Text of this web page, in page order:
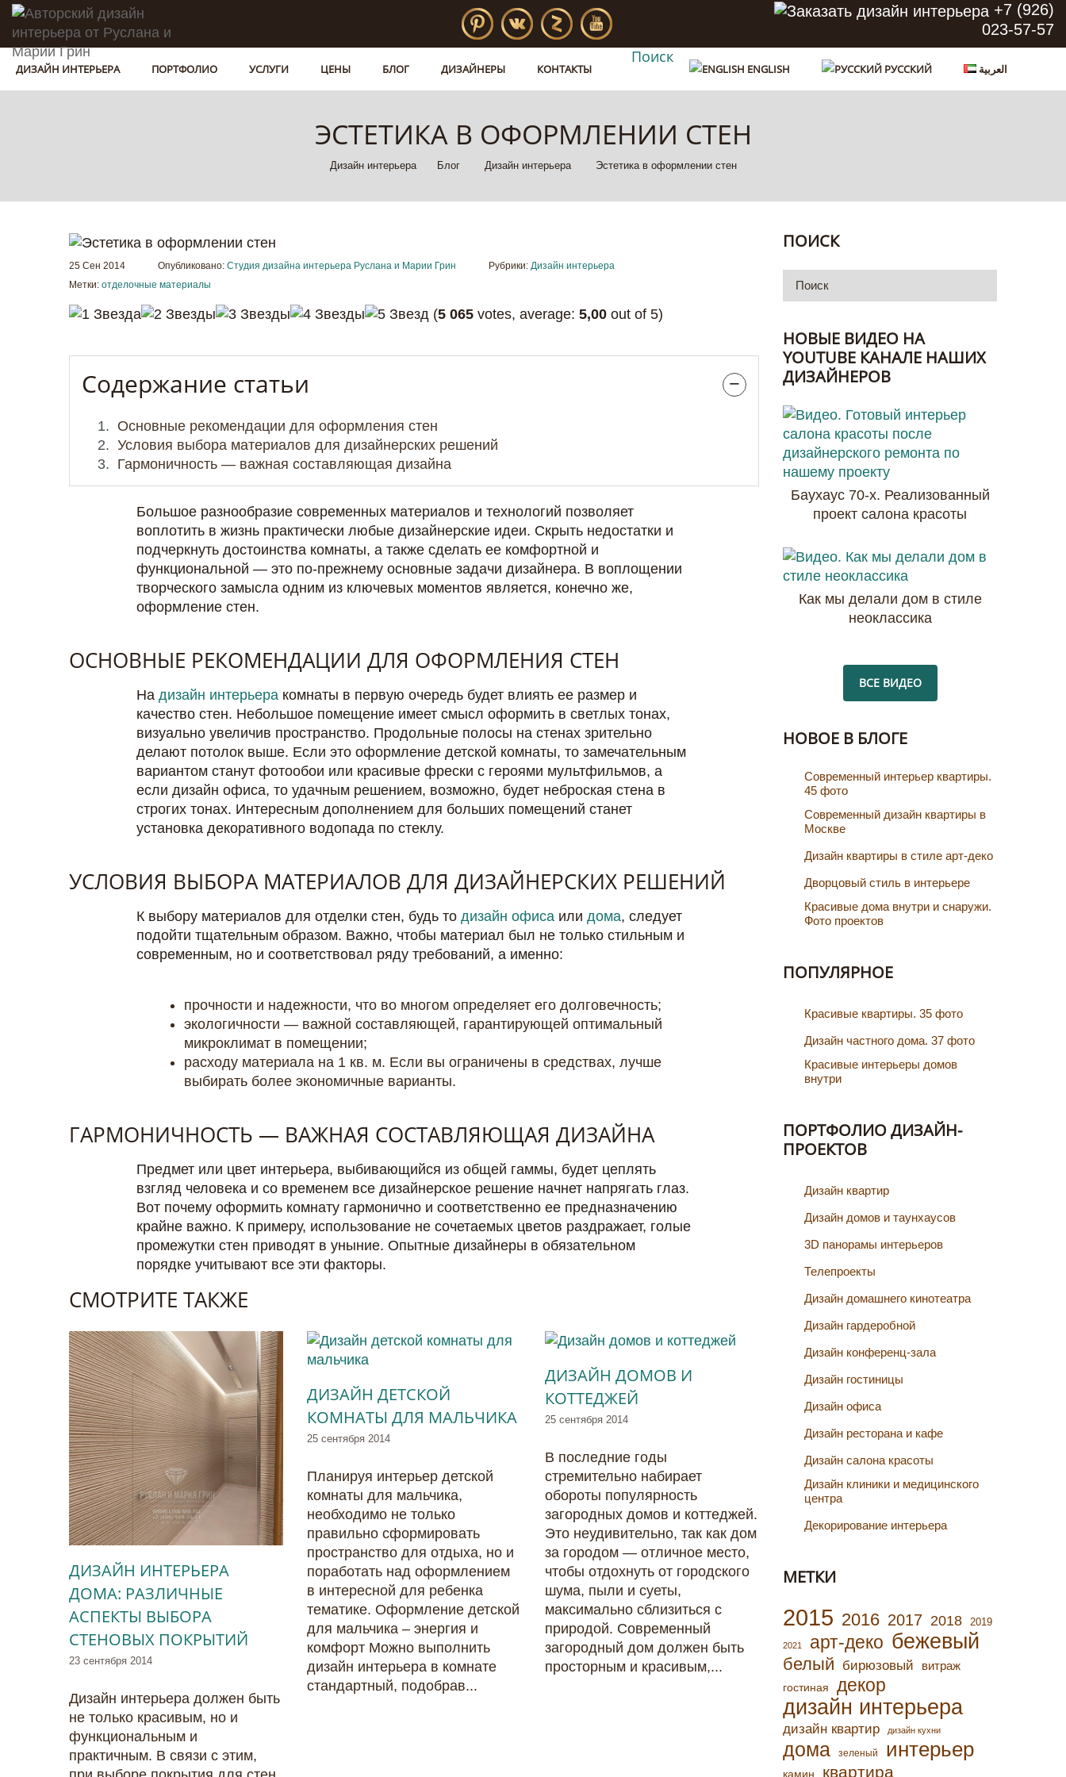
+7 (926)
023-57-57
ДИЗАЙН ИНТЕРЬЕРА ПОРТФОЛИО УСЛУГИ ЦЕНЫ БЛОГ ДИЗАЙНЕРЫ КОНТАКТЫ
Поиск
ENGLISH РУССКИЙ العربية
ЭСТЕТИКА В ОФОРМЛЕНИИ СТЕН
Дизайн интерьера Блог Дизайн интерьера Эстетика в оформлении стен
25 Сен 2014 Опубликовано: Студия дизайна интерьера Руслана и Марии Грин Рубрики: Дизайн интерьера
Метки: отделочные материалы
(5 065 votes, average: 5,00 out of 5)
Содержание статьи
Основные рекомендации для оформления стен
Условия выбора материалов для дизайнерских решений
Гармоничность — важная составляющая дизайна
Большое разнообразие современных материалов и технологий позволяет
воплотить в жизнь практически любые дизайнерские идеи. Скрыть недостатки и
подчеркнуть достоинства комнаты, а также сделать ее комфортной и
функциональной — это по-прежнему основные задачи дизайнера. В воплощении
творческого замысла одним из ключевых моментов является, конечно же,
оформление стен.
ОСНОВНЫЕ РЕКОМЕНДАЦИИ ДЛЯ ОФОРМЛЕНИЯ СТЕН
На дизайн интерьера комнаты в первую очередь будет влиять ее размер и
качество стен. Небольшое помещение имеет смысл оформить в светлых тонах,
визуально увеличив пространство. Продольные полосы на стенах зрительно
делают потолок выше. Если это оформление детской комнаты, то замечательным
вариантом станут фотообои или красивые фрески с героями мультфильмов, а
если дизайн офиса, то удачным решением, возможно, будет неброская стена в
строгих тонах. Интересным дополнением для больших помещений станет
установка декоративного водопада по стеклу.
УСЛОВИЯ ВЫБОРА МАТЕРИАЛОВ ДЛЯ ДИЗАЙНЕРСКИХ РЕШЕНИЙ
К выбору материалов для отделки стен, будь то дизайн офиса или дома, следует
подойти тщательным образом. Важно, чтобы материал был не только стильным и
современным, но и соответствовал ряду требований, а именно:
прочности и надежности, что во многом определяет его долговечность;
экологичности — важной составляющей, гарантирующей оптимальный
микроклимат в помещении;
расходу материала на 1 кв. м. Если вы ограничены в средствах, лучше
выбирать более экономичные варианты.
ГАРМОНИЧНОСТЬ — ВАЖНАЯ СОСТАВЛЯЮЩАЯ ДИЗАЙНА
Предмет или цвет интерьера, выбивающийся из общей гаммы, будет цеплять
взгляд человека и со временем все дизайнерское решение начнет напрягать глаз.
Вот почему оформить комнату гармонично и соответственно ее предназначению
крайне важно. К примеру, использование не сочетаемых цветов раздражает, голые
промежутки стен приводят в уныние. Опытные дизайнеры в обязательном
порядке учитывают все эти факторы.
СМОТРИТЕ ТАКЖЕ
ДИЗАЙН ИНТЕРЬЕРА
ДОМА: РАЗЛИЧНЫЕ
АСПЕКТЫ ВЫБОРА
СТЕНОВЫХ ПОКРЫТИЙ
23 сентября 2014
Дизайн интерьера должен быть
не только красивым, но и
функциональным и
практичным. В связи с этим,
ДИЗАЙН ДЕТСКОЙ
КОМНАТЫ ДЛЯ МАЛЬЧИКА
25 сентября 2014
Планируя интерьер детской
комнаты для мальчика,
необходимо не только
правильно сформировать
пространство для отдыха, но и
поработать над оформлением
в интересной для ребенка
тематике. Оформление детской
для мальчика – энергия и
комфорт Можно выполнить
дизайн интерьера в комнате
стандартный, подобрав...
ДИЗАЙН ДОМОВ И
КОТТЕДЖЕЙ
25 сентября 2014
В последние годы
стремительно набирает
обороты популярность
загородных домов и коттеджей.
Это неудивительно, так как дом
за городом — отличное место,
чтобы отдохнуть от городского
шума, пыли и суеты,
максимально сблизиться с
природой. Современный
загородный дом должен быть
просторным и красивым,...
ПОИСК
НОВЫЕ ВИДЕО НА
YOUTUBE КАНАЛЕ НАШИХ
ДИЗАЙНЕРОВ
Баухаус 70-х. Реализованный
проект салона красоты
Как мы делали дом в стиле
неоклассика
ВСЕ ВИДЕО
НОВОЕ В БЛОГЕ
Cовременный интерьер квартиры.
45 фото
Современный дизайн квартиры в
Москве
Дизайн квартиры в стиле арт-деко
Дворцовый стиль в интерьере
Красивые дома внутри и снаружи.
Фото проектов
ПОПУЛЯРНОЕ
Красивые квартиры. 35 фото
Дизайн частного дома. 37 фото
Красивые интерьеры домов
внутри
ПОРТФОЛИО ДИЗАЙН-
ПРОЕКТОВ
Дизайн квартир
Дизайн домов и таунхаусов
3D панорамы интерьеров
Телепроекты
Дизайн домашнего кинотеатра
Дизайн гардеробной
Дизайн конференц-зала
Дизайн гостиницы
Дизайн офиса
Дизайн ресторана и кафе
Дизайн салона красоты
Дизайн клиники и медицинского
центра
Декорирование интерьера
МЕТКИ
2015 2016 2017 2018 2019
2021 арт-деко бежевый
белый бирюзовый витраж
гостиная декор
дизайн интерьера
дизайн квартир дизайн кухни
дома зеленый интерьер
камин квартира